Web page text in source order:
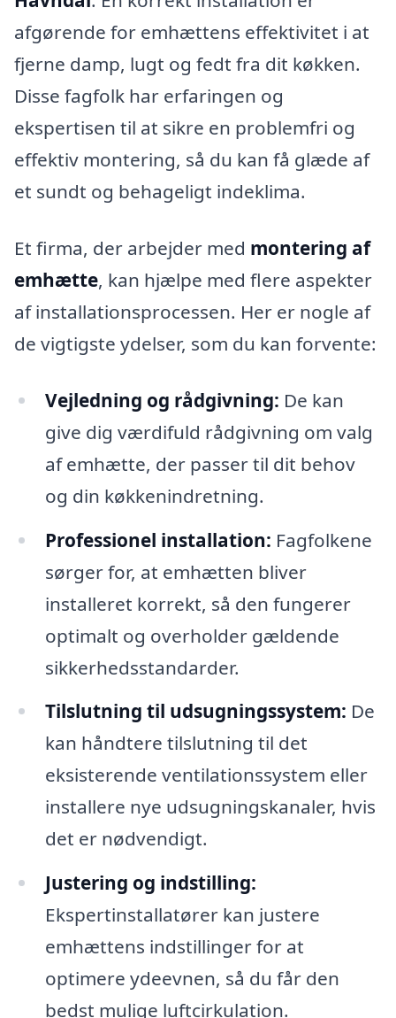
afgørende for emhættens effektivitet i at
fjerne damp, lugt og fedt fra dit køkken.
Disse fagfolk har erfaringen og
ekspertisen til at sikre en problemfri og
effektiv montering, så du kan få glæde af
et sundt og behageligt indeklima.
Et firma, der arbejder med montering af
emhætte, kan hjælpe med flere aspekter
af installationsprocessen. Her er nogle af
de vigtigste ydelser, som du kan forvente:
Vejledning og rådgivning: De kan
give dig værdifuld rådgivning om valg
af emhætte, der passer til dit behov
og din køkkenindretning.
Professionel installation: Fagfolkene
sørger for, at emhætten bliver
installeret korrekt, så den fungerer
optimalt og overholder gældende
sikkerhedsstandarder.
Tilslutning til udsugningssystem: De
kan håndtere tilslutning til det
eksisterende ventilationssystem eller
installere nye udsugningskanaler, hvis
det er nødvendigt.
Justering og indstilling:
Ekspertinstallatører kan justere
emhættens indstillinger for at
optimere ydeevnen, så du får den
bedst mulige luftcirkulation.